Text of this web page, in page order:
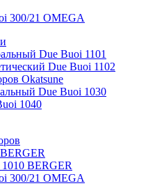
300/21 OMEGA
Due Buoi 1101
Due Buoi 1102
Okatsune
Due Buoi 1030
1040
1010 BERGER
300/21 OMEGA